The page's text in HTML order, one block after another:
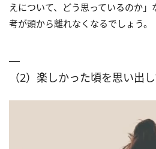
えについて、どう思っているのか
考が頭から離れなくなるでしょう。
（2）楽しかった頃を思い出